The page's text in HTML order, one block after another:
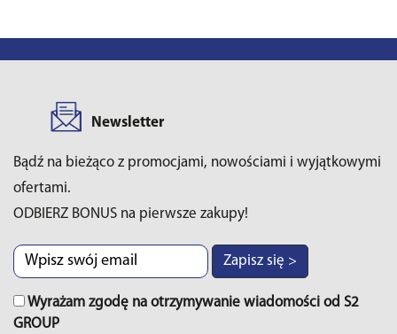
Newsletter
Bądź na bieżąco z promocjami, nowościami i wyjątkowymi
ofertami.
ODBIERZ BONUS na pierwsze zakupy!
Zapisz się >
Wyrażam zgodę na otrzymywanie wiadomości od S2
GROUP